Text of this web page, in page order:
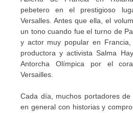
pebetero en el prestigioso
Versalles. Antes que ella, el
un tono cuando fue el turno de
y actor muy popular en
productora y activista Salma
Antorcha Olímpica por el
Versailles.
Cada día, muchos portadores
en general con historias y